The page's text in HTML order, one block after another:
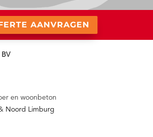
AANVRAGEN
BV
en woonbeton
Noord Limburg